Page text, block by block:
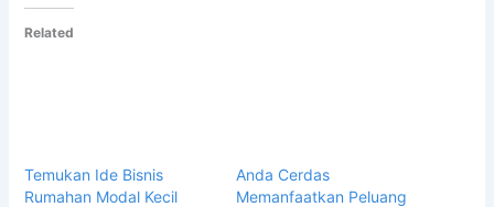
Related
Temukan Ide Bisnis
Rumahan Modal Kecil
Anda Cerdas
Memanfaatkan Peluang